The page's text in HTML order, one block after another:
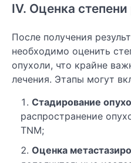
IV. Оценка
После получения
необходимо оценить
опухоли, что крайне
лечения. Этапы могут
Стадирование
распространение
TNM;
Оценка